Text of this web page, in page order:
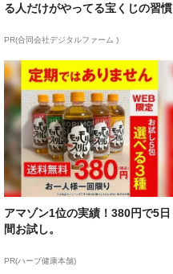
る人だけがやってる宝くじの習慣
PR(合同会社デジタルファーム )
アマゾン1位の実績！380円で5日
間お試し。
PR(ハーブ健康本舗)